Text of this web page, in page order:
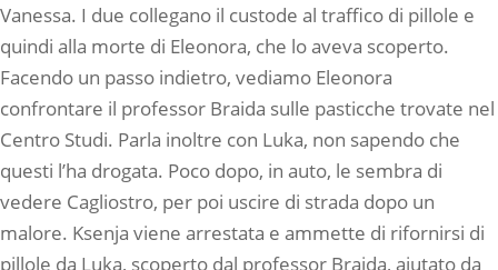
Vanessa. I due collegano il custode al traffico di pillole e
quindi alla morte di Eleonora, che lo aveva scoperto.
Facendo un passo indietro, vediamo Eleonora
confrontare il professor Braida sulle pasticche trovate nel
Centro Studi. Parla inoltre con Luka, non sapendo che
questi l’ha drogata. Poco dopo, in auto, le sembra di
vedere Cagliostro, per poi uscire di strada dopo un
malore. Ksenja viene arrestata e ammette di rifornirsi di
pillole da Luka, scoperto dal professor Braida, aiutato da